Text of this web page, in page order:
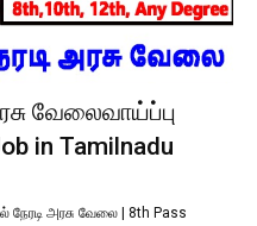
வேலைவாய்ப்பு
in Tamilnadu
நேரடி அரசு வேலை | 8th Pass